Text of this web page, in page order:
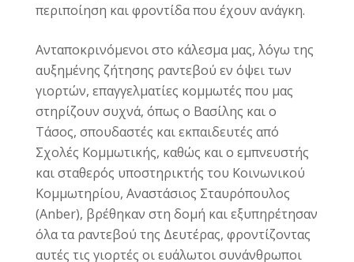
περιποίηση και φροντίδα που έχουν ανάγκη.
Ανταποκρινόμενοι στο κάλεσμα μας, λόγω της
αυξημένης ζήτησης ραντεβού εν όψει των
γιορτών, επαγγελματίες κομμωτές που μας
στηρίζουν συχνά, όπως ο Βασίλης και ο
Τάσος, σπουδαστές και εκπαιδευτές από
Σχολές Κομμωτικής, καθώς και ο εμπνευστής
και σταθερός υποστηρικτής του Κοινωνικού
Κομμωτηρίου, Αναστάσιος Σταυρόπουλος
(Αnber), βρέθηκαν στη δομή και εξυπηρέτησαν
όλα τα ραντεβού της Δευτέρας, φροντίζοντας
αυτές τις γιορτές οι ευάλωτοι συνάνθρωποι